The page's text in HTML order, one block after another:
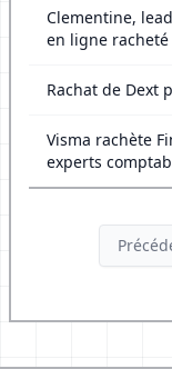
Clementine,
en ligne
Rachat de Dext
Visma rachète
experts